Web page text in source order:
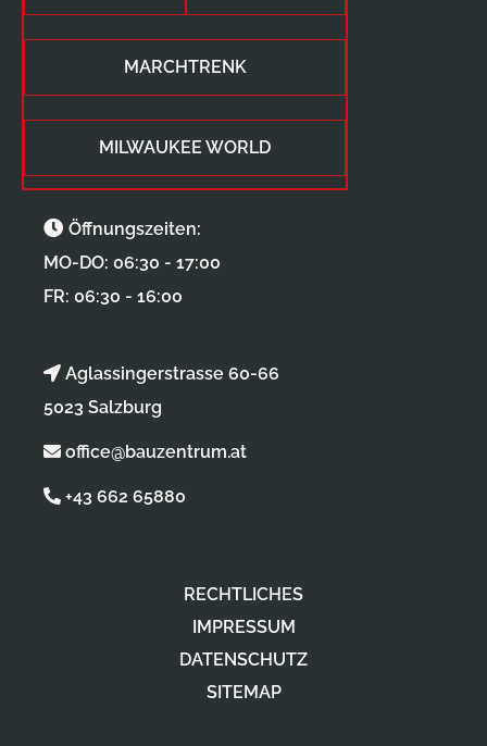
RECHTLICHES
IMPRESSUM
DATENSCHUTZ
SITEMAP
MARCHTRENK
MILWAUKEE WORLD
Aglassingerstrasse 60-66
5023 Salzburg
office@bauzentrum.at
+43 662 65880
Öffnungszeiten:
MO-DO: 06:30 - 17:00
FR: 06:30 - 16:00